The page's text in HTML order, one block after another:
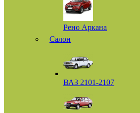
Рено Аркана
Салон
ВАЗ 2101-2107